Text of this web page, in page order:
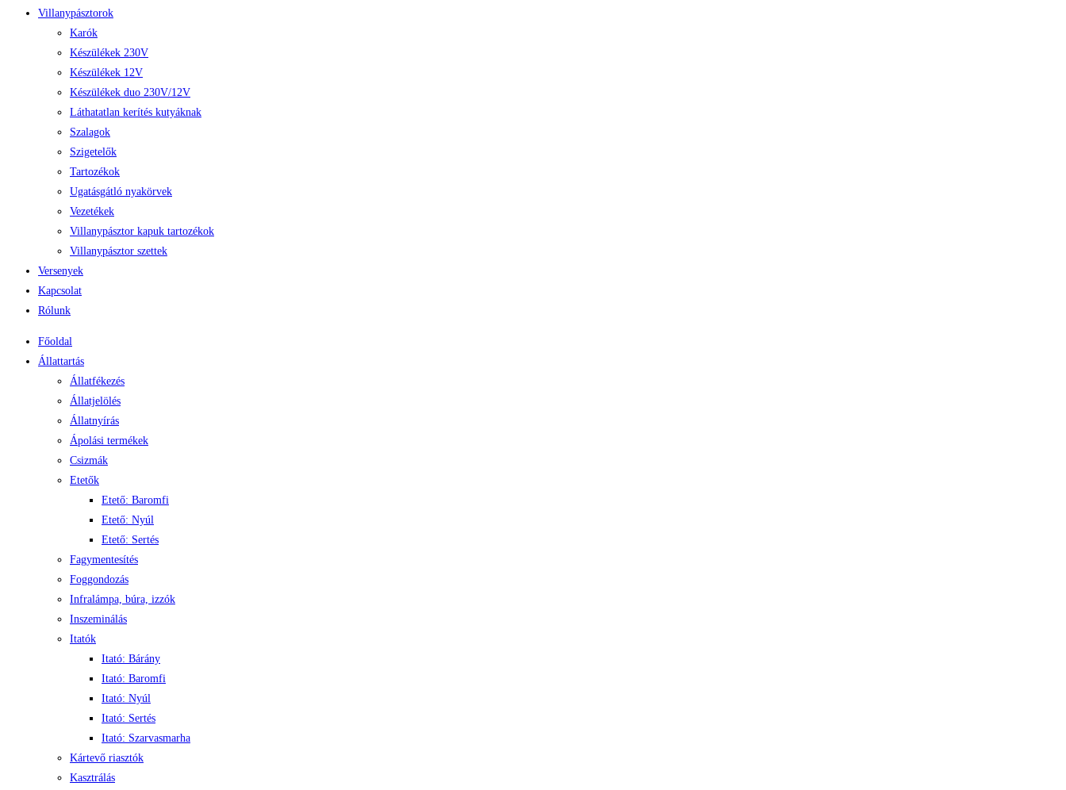
Villanypásztorok
Karók
Készülékek 230V
Készülékek 12V
Készülékek duo 230V/12V
Láthatatlan kerítés kutyáknak
Szalagok
Szigetelők
Tartozékok
Ugatásgátló nyakörvek
Vezetékek
Villanypásztor kapuk tartozékok
Villanypásztor szettek
Versenyek
Kapcsolat
Rólunk
Főoldal
Állattartás
Állatfékezés
Állatjelölés
Állatnyírás
Ápolási termékek
Csizmák
Etetők
Etető: Baromfi
Etető: Nyúl
Etető: Sertés
Fagymentesítés
Foggondozás
Infralámpa, búra, izzók
Inszeminálás
Itatók
Itató: Bárány
Itató: Baromfi
Itató: Nyúl
Itató: Sertés
Itató: Szarvasmarha
Kártevő riasztók
Kasztrálás